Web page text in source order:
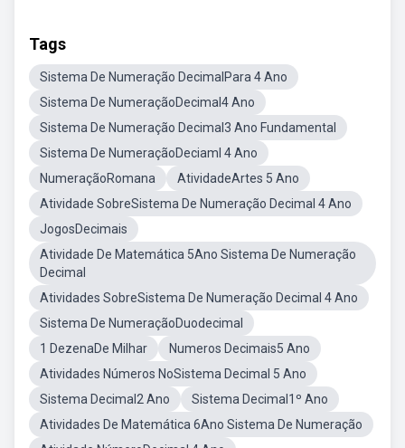
Tags
Sistema De Numeração DecimalPara 4 Ano
Sistema De NumeraçãoDecimal4 Ano
Sistema De Numeração Decimal3 Ano Fundamental
Sistema De NumeraçãoDeciaml 4 Ano
NumeraçãoRomana
AtividadeArtes 5 Ano
Atividade SobreSistema De Numeração Decimal 4 Ano
JogosDecimais
Atividade De Matemática 5Ano Sistema De Numeração
Decimal
Atividades SobreSistema De Numeração Decimal 4 Ano
Sistema De NumeraçãoDuodecimal
1 DezenaDe Milhar
Numeros Decimais5 Ano
Atividades Números NoSistema Decimal 5 Ano
Sistema Decimal2 Ano
Sistema Decimal1º Ano
Atividades De Matemática 6Ano Sistema De Numeração